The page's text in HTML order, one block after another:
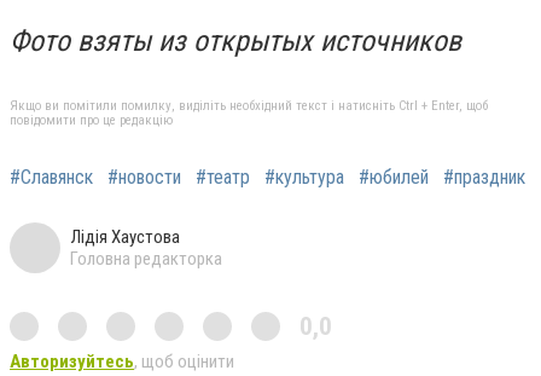
Фото взяты из открытых источников
Якщо ви помітили помилку, виділіть необхідний текст і натисніть Ctrl + Enter, щоб
повідомити про це редакцію
#Славянск #новости #театр #культура #юбилей #праздник
Лідія Хаустова
Головна редакторка
0,0
Авторизуйтесь, щоб оцінити